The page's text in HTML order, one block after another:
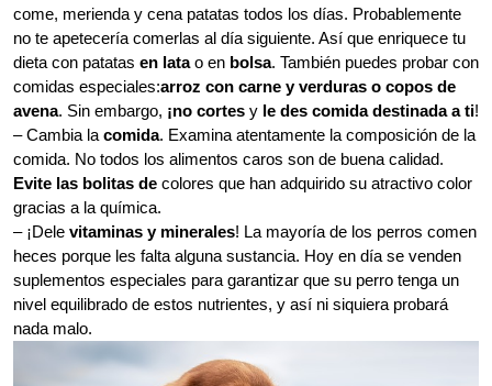
come, merienda y cena patatas todos los días. Probablemente
no te apetecería comerlas al día siguiente. Así que enriquece tu
dieta con patatas en latao en bolsa. También puedes probar con
comidas especiales:arroz con carne y verduras o copos de
avena. Sin embargo, ¡no cortes y le des comida destinada a ti!
– Cambia la comida. Examina atentamente la composición de la
comida. No todos los alimentos caros son de buena calidad.
Evite las bolitas de colores que han adquirido su atractivo color
gracias a la química.
– ¡Dele vitaminas y minerales! La mayoría de los perros comen
heces porque les falta alguna sustancia. Hoy en día se venden
suplementos especiales para garantizar que su perro tenga un
nivel equilibrado de estos nutrientes, y así ni siquiera probará
nada malo.